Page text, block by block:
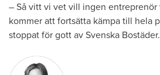
– Så vitt vi vet vill ingen entreprenör
kommer att fortsätta kämpa till hela
stoppat för gott av Svenska Bostäder.